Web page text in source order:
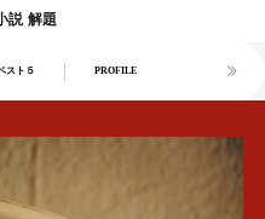
説 解題
スト５ PROFILE